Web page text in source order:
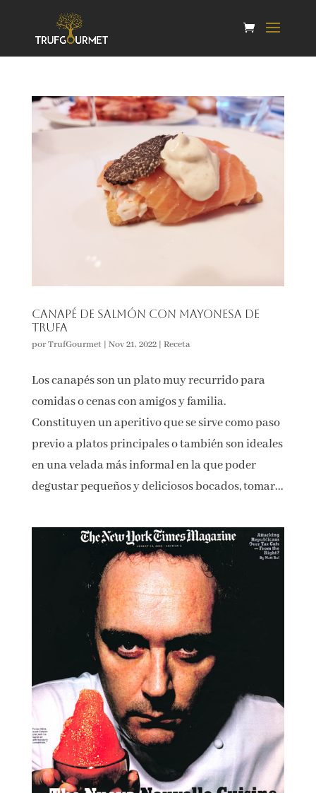
Canapé de salmón con mayonesa de
trufa
porTrufGourmet| Nov 21, 2022| Receta
Los canapés son un plato muy recurrido para
comidas o cenas con amigos y familia.
Constituyen un aperitivo que se sirve como paso
previo a platos principales o también son ideales
en una velada más informal en la que poder
degustar pequeños y deliciosos bocados, tomar...